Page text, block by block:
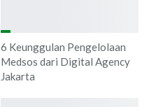
6 Keunggulan Pengelolaan
Medsos dari Digital Agency
Jakarta